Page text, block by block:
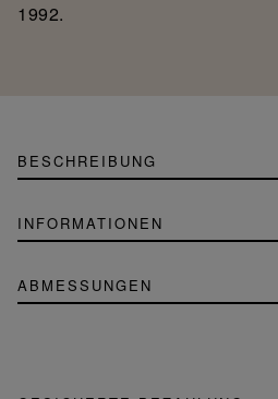
1992.
BESCHREIBUNG
INFORMATIONEN
ABMESSUNGEN